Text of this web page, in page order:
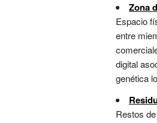
Zona
Espacio
entre
digital
genética
Restos